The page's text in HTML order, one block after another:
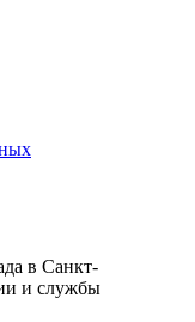
в Санкт-
и службы